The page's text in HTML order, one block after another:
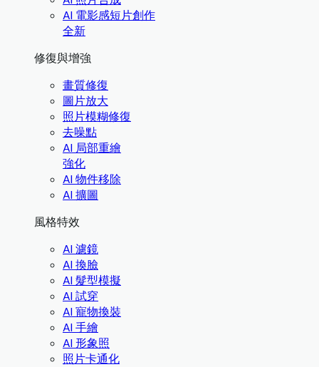
AI 電影感短片創作
全新
修復與增強
畫質修復
圖片放大
照片模糊修復
去噪點
AI 局部重繪
強化
AI 物件移除
AI 擴圖
風格特效
AI 濾鏡
AI 換臉
AI 髮型模擬
AI 試穿
AI 寵物換裝
AI 手繪
AI 形象照
照片卡通化